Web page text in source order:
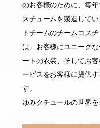
のお客様のために、毎
スチュームを製造して
トチームのチームコス
は、お客様にユニーク
ートの衣装、そしてお
ービスをお客様に提供
す。
ゆみクチュールの世界を